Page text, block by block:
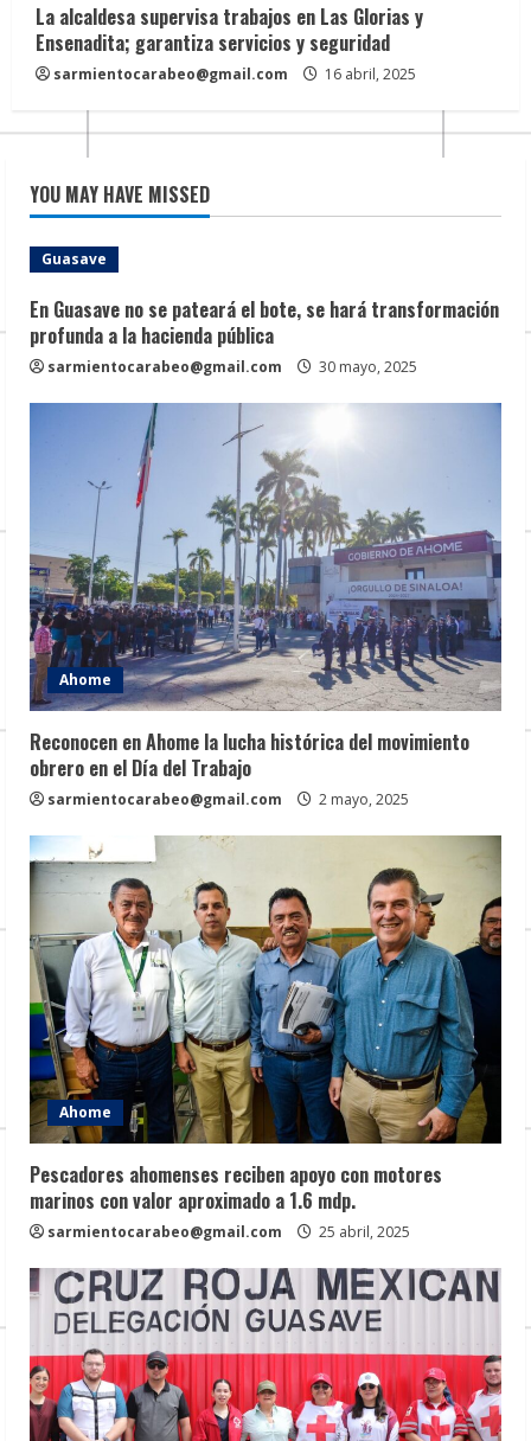
La alcaldesa supervisa trabajos en Las Glorias y
Ensenadita; garantiza servicios y seguridad
sarmientocarabeo@gmail.com 16 abril, 2025
YOU MAY HAVE MISSED
Guasave
En Guasave no se pateará el bote, se hará transformación
profunda a la hacienda pública
sarmientocarabeo@gmail.com 30 mayo, 2025
Ahome
Reconocen en Ahome la lucha histórica del movimiento
obrero en el Día del Trabajo
sarmientocarabeo@gmail.com 2 mayo, 2025
Ahome
Pescadores ahomenses reciben apoyo con motores
marinos con valor aproximado a 1.6 mdp.
sarmientocarabeo@gmail.com 25 abril, 2025